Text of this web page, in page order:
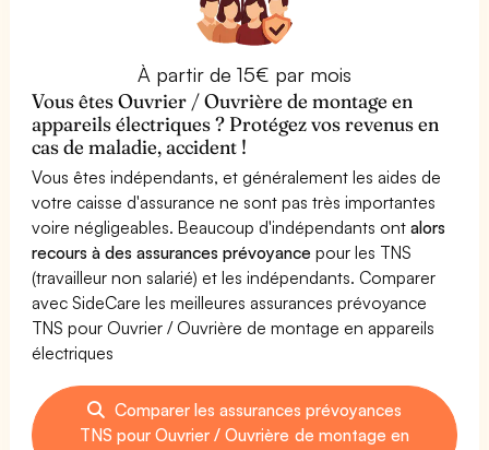
À partir de 15€ par mois
Vous êtes Ouvrier / Ouvrière de montage en
appareils électriques ? Protégez vos revenus en
cas de maladie, accident !
Vous êtes indépendants, et généralement les aides de
votre caisse d'assurance ne sont pas très importantes
voire négligeables. Beaucoup d'indépendants ontalors
recours à des assurances prévoyance pour les TNS
(travailleur non salarié) et les indépendants. Comparer
avec SideCare les meilleures assurances prévoyance
TNS pour Ouvrier / Ouvrière de montage en appareils
électriques
Comparer les assurances prévoyances
TNS pour Ouvrier / Ouvrière de montage en